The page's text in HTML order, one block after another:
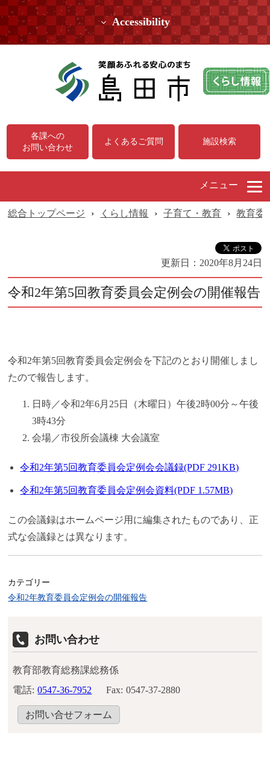
Accessibility
各課への
お問い合わせ
よくあるご質問 施設検索
メニュー
総合トップページ › くらし情報 › 子育て・教育 › 教育委
更新日： 2020年8月24日
令和2年第5回教育委員会定例会の開催報告
令和2年第5回教育委員会定例会を下記のとおり開催しまし
たので報告します。
日時／令和2年6月25日（木曜日）午後2時00分～午後
3時43分
会場／市役所会議棟 大会議室
令和2年第5回教育委員会定例会会議録(PDF 291KB)
令和2年第5回教育委員会定例会資料(PDF 1.57MB)
この会議録はホームページ用に編集されたものであり、正
式な会議録とは異なります。
カテゴリー
令和2年教育委員会定例会の開催報告
お問い合わせ
教育部教育総務課総務係
電話: 0547-36-7952 Fax: 0547-37-2880
お問い合せフォーム